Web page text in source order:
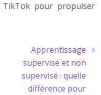
pour propulser
Apprentissage
supervisé et non
supervisé : quelle
différence pour